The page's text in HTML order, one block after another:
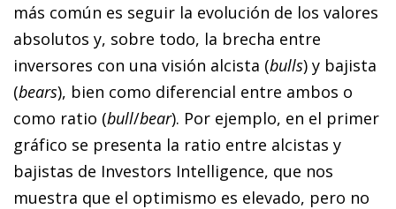
más común es se­­guir la evolución de los valores
absolutos y, sobre todo, la brecha entre
inversores con una visión alcista (bulls) y ba­­jista
(bears), bien como diferencial entre ambos o
como ratio (bull/bear). Por ejemplo, en el primer
gráfico se presenta la ratio entre alcistas y
bajistas de Investors Intelligence, que nos
muestra que el optimismo es elevado, pero no